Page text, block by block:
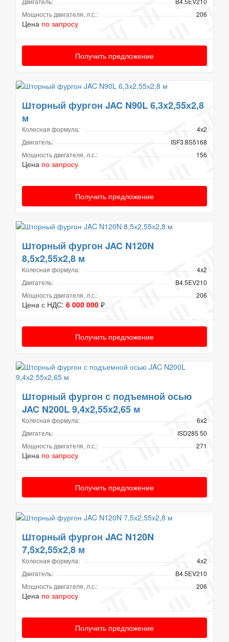
Мощность двигателя, л.с.:
206
Цена по запросу
Получить предложение
Шторный фургон JAC N90L 6,3х2,55х2,8
м
Колесная формула:
4х2
Двигатель:
ISF3.8S5168
Мощность двигателя, л.с.:
156
Цена по запросу
Получить предложение
Шторный фургон JAC N120N
8,5х2,55х2,8 м
Колесная формула:
4х2
Двигатель:
B4.5EV210
Мощность двигателя, л.с.:
206
Цена с НДС: 6 000 000 ₽
Получить предложение
Шторный фургон с подъемной осью
JAC N200L 9,4х2,55х2,65 м
Колесная формула:
6х2
Двигатель:
ISD285 50
Мощность двигателя, л.с.:
271
Цена по запросу
Получить предложение
Шторный фургон JAC N120N
7,5х2,55х2,8 м
Колесная формула:
4х2
Двигатель:
B4.5EV210
Мощность двигателя, л.с.:
206
Цена по запросу
Получить предложение